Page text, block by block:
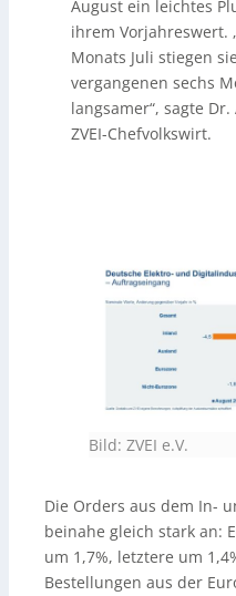
gesamten Zeitraum um 9
sank um 1,9 Prozent, mit
Kurzarbeit.
August ein leichtes
ihrem Vorjahreswert.
Monats Juli stiegen
vergangenen sechs
langsamer“, sagte
ZVEI-Chefvolkswirt.
Bild: ZVEI e.V.
Die Orders aus dem In-
beinahe gleich stark an:
um 1,7%, letztere um
Bestellungen aus der